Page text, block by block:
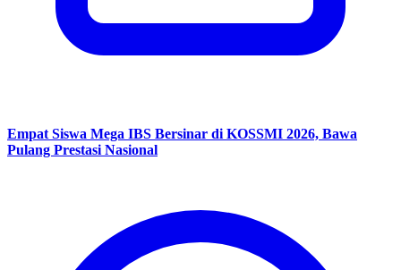
Empat Siswa Mega IBS Bersinar di KOSSMI 2026, Bawa
Pulang Prestasi Nasional